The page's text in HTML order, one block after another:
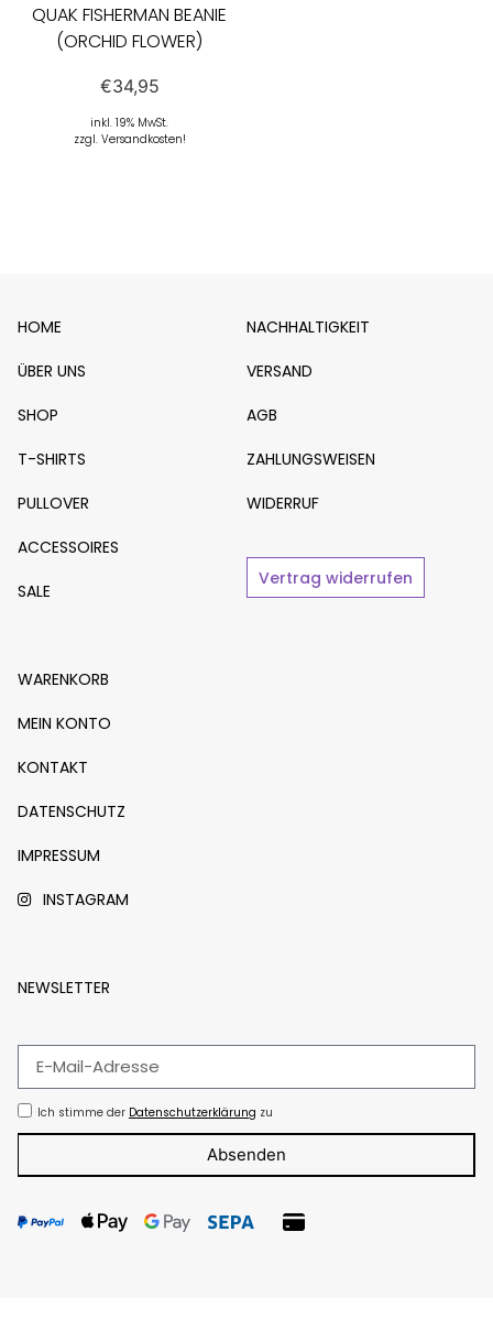
QUAK FISHERMAN BEANIE
(ORCHID FLOWER)
€34,95
inkl. 19% MwSt.
zzgl. Versandkosten!
HOME
ÜBER UNS
SHOP
T-SHIRTS
PULLOVER
ACCESSOIRES
SALE
NACHHALTIGKEIT
VERSAND
AGB
ZAHLUNGSWEISEN
WIDERRUF
Vertrag widerrufen
WARENKORB
MEIN KONTO
KONTAKT
DATENSCHUTZ
IMPRESSUM
INSTAGRAM
NEWSLETTER
Ich stimme der Datenschutzerklärung zu
Absenden